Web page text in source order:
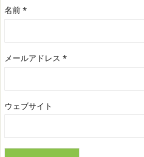
名前*
メールアドレス *
ウェブサイト